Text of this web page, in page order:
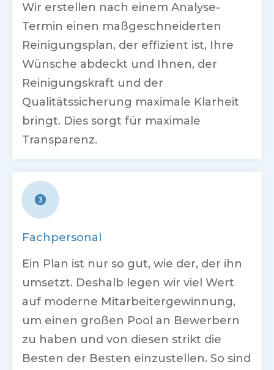
Wir erstellen nach einem Analyse-
Termin einen maßgeschneiderten
Reinigungsplan, der effizient ist, Ihre
Wünsche abdeckt und Ihnen, der
Reinigungskraft und der
Qualitätssicherung maximale Klarheit
bringt. Dies sorgt für maximale
Transparenz.
Fachpersonal
Ein Plan ist nur so gut, wie der, der ihn
umsetzt. Deshalb legen wir viel Wert
auf moderne Mitarbeitergewinnung,
um einen großen Pool an Bewerbern
zu haben und von diesen strikt die
Besten der Besten einzustellen. So sind